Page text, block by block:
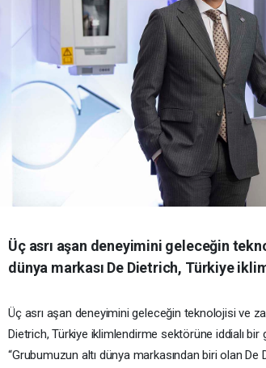
Üç asrı aşan deneyimini geleceğin
dünya markası De Dietrich, Türkiye
Üç asrı aşan deneyimini geleceğin teknolojisi ve
Dietrich, Türkiye iklimlendirme sektörüne iddialı bir
“Grubumuzun altı dünya markasından biri olan De